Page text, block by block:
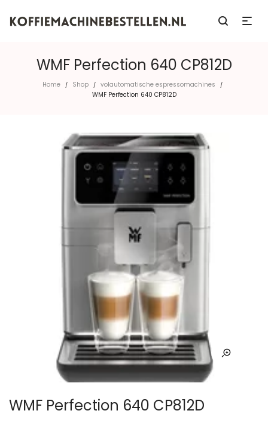
WMF Perfection 640 CP812D
Home / Shop / volautomatische espressomachines /
WMF Perfection 640 CP812D
WMF Perfection 640 CP812D